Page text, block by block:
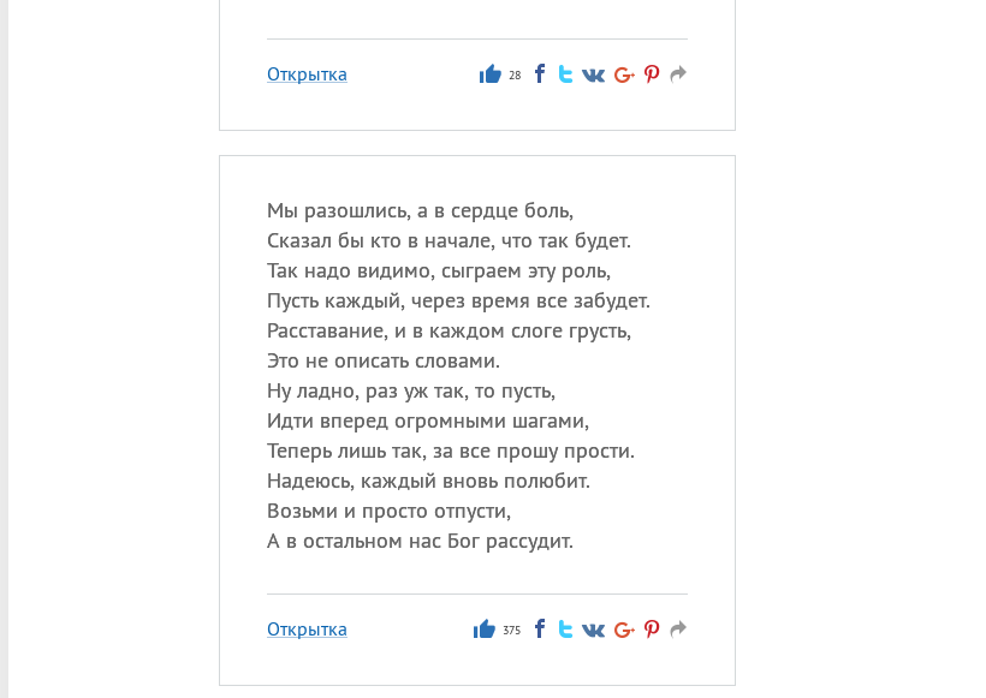
Открытка 28
Мы разошлись, а в сердце боль,
Сказал бы кто в начале, что так будет.
Так надо видимо, сыграем эту роль,
Пусть каждый, через время все забудет.
Расставание, и в каждом слоге грусть,
Это не описать словами.
Ну ладно, раз уж так, то пусть,
Идти вперед огромными шагами,
Теперь лишь так, за все прошу прости.
Надеюсь, каждый вновь полюбит.
Возьми и просто отпусти,
А в остальном нас Бог рассудит.
Открытка 375